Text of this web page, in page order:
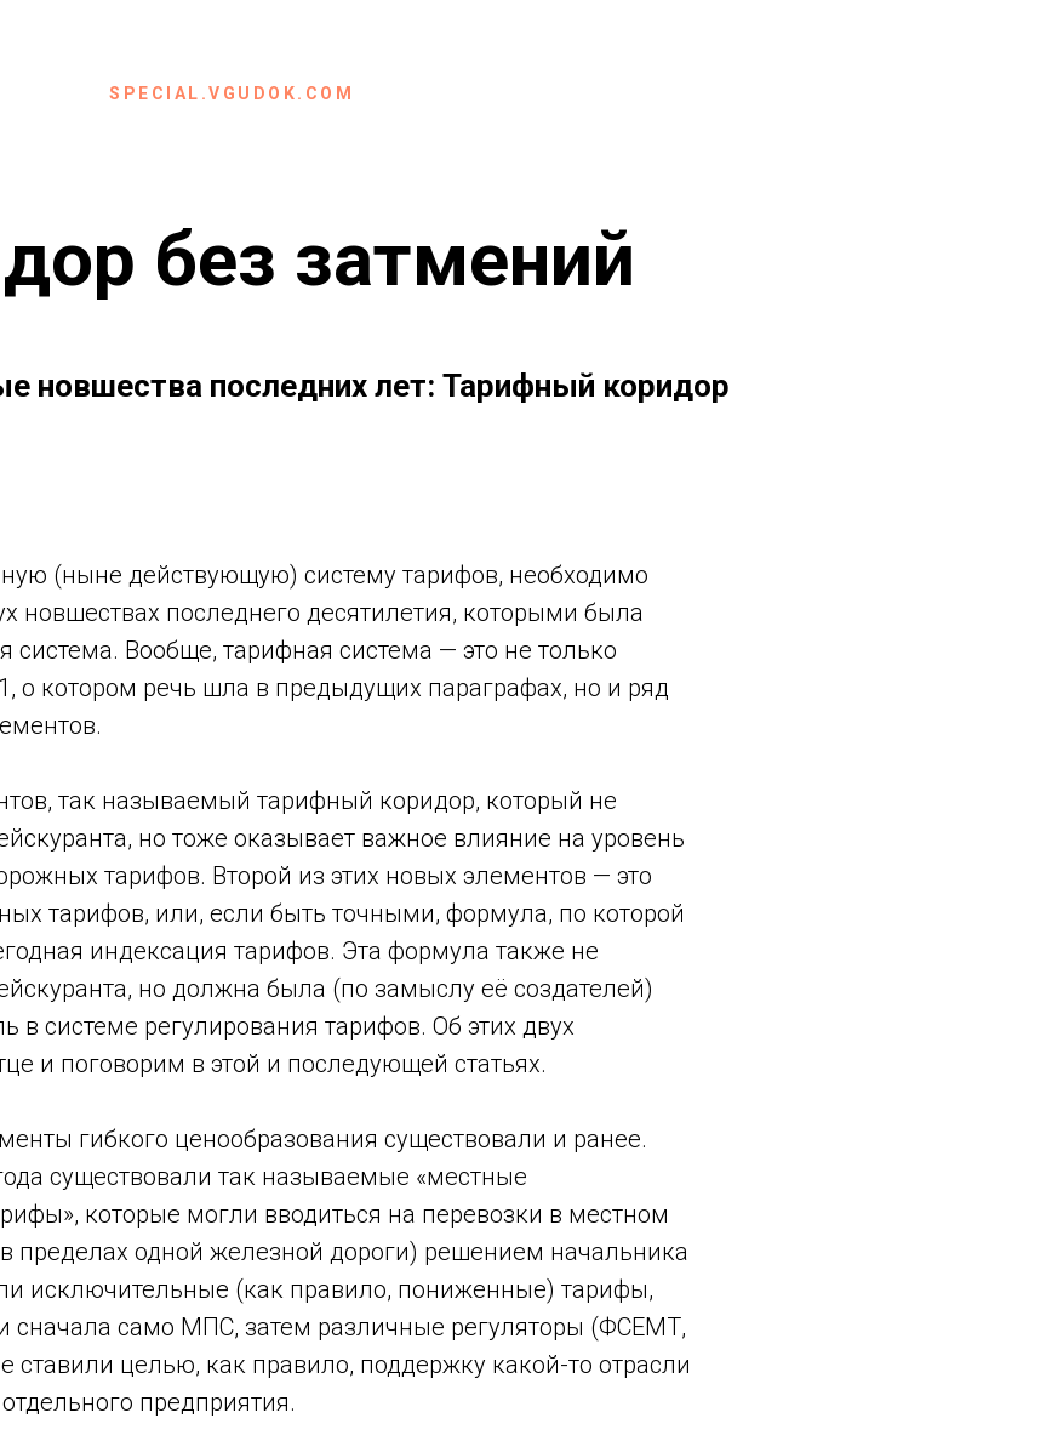
SPECIAL.VGUDOK.COM
без затмений
новшества последних лет: Тарифный коридор
(ныне действующую) систему тарифов, необходимо
новшествах последнего десятилетия, которыми была
система. Вообще, тарифная система — это не только
о котором речь шла в предыдущих параграфах, но и ряд
так называемый тарифный коридор, который не
но тоже оказывает важное влияние на уровень
тарифов. Второй из этих новых элементов — это
тарифов, или, если быть точными, формула, по которой
индексация тарифов. Эта формула также не
но должна была (по замыслу её создателей)
в системе регулирования тарифов. Об этих двух
и поговорим в этой и последующей статьях.
гибкого ценообразования существовали и ранее.
существовали так называемые «местные
которые могли вводиться на перевозки в местном
пределах одной железной дороги) решением начальника
исключительные (как правило, пониженные) тарифы,
сначала само МПС, затем различные регуляторы (ФСЕМТ,
ставили целью, как правило, поддержку какой-то отрасли
предприятия.